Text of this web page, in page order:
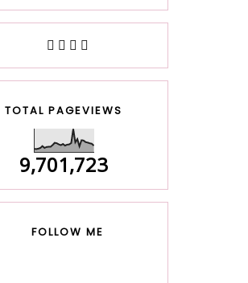
TOTAL PAGEVIEWS
9,701,723
FOLLOW ME